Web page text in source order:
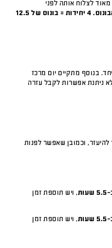
לצלוח אותה לפני
בנוסף, יש את עניין הבונוס. 4 יחידות = בונוס של 12.5
בנוסף מתקיים יום מרכז
ניתנת אפשרות לקבל עזרה
וכמובן שאפשר לפנות
שעות
, ויש תוספת זמן
שעות
, ויש תוספת זמן